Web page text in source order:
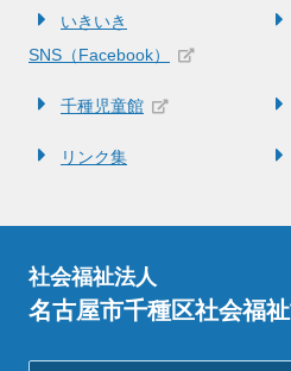
いきいき
SNS（Facebook）
千種児童館
リンク集
社会福祉法人
名古屋市千種区社会福